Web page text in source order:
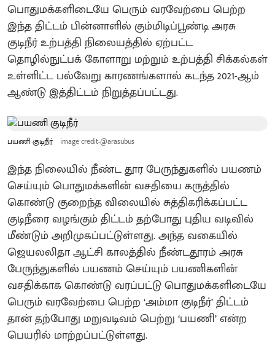
பொதுமக்களிடையே பெரும் வரவேற்பை பெற்ற
இந்த திட்டம் பின்னாளில் கும்மிடிப்பூண்டி அரசு
குடிநீர் உற்பத்தி நிலையத்தில் ஏற்பட்ட
தொழில்நுட்பக் கோளாறு மற்றும் உற்பத்தி சிக்கல்கள்
உள்ளிட்ட பல்வேறு காரணங்களால் கடந்த 2021-ஆம்
ஆண்டு இத்திட்டம் நிறுத்தப்பட்டது.
பயணி குடிநீர் image credit-@arasubus
இந்த நிலையில் நீண்ட தூர பேருந்துகளில் பயணம்
செய்யும் பொதுமக்களின் வசதியை கருத்தில்
கொண்டு குறைந்த விலையில் சுத்திகரிக்கப்பட்ட
குடிநீரை வழங்கும் திட்டம் தற்போது புதிய வடிவில்
மீண்டும் அறிமுகப்பட்டுள்ளது. அந்த வகையில்
ஜெயலலிதா ஆட்சி காலத்தில் நீண்டதூரம் அரசு
பேருந்துகளில் பயணம் செய்யும் பயணிகளின்
வசதிக்காக கொண்டு வரப்பட்டு பொதுமக்களிடையே
பெரும் வரவேற்பை பெற்ற ‘அம்மா குடிநீர்’ திட்டம்
தான் தற்போது மறுவடிவம் பெற்று ‘பயணி’ என்ற
பெயரில் மாற்றப்பட்டுள்ளது.